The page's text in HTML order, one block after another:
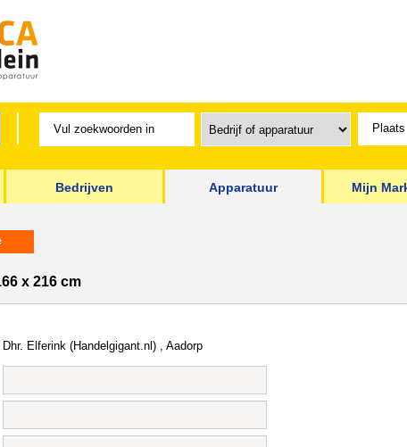
Bedrijven Apparatuur Mijn
x 216 cm
Dhr. Elferink (Handelgigant.nl) , Aadorp